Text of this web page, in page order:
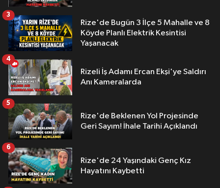
Rize'de Bugün 3 İlçe 5 Mahalle ve 8
Köyde Planlı Elektrik Kesintisi
Yaşanacak
3
Rizeli İş Adamı Ercan Ekşi'ye Saldırı
Anı Kameralarda
4
Rize'de Beklenen Yol Projesinde
Geri Sayım! İhale Tarihi Açıklandı
5
Rize'de 24 Yaşındaki Genç Kız
Hayatını Kaybetti
6